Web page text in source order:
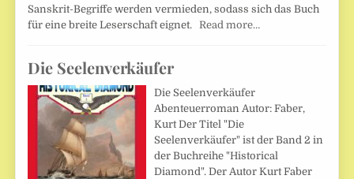
Sanskrit-Begriffe werden vermieden, sodass sich das Buch
für eine breite Leserschaft eignet.Read more…
Die Seelenverkäufer
Die Seelenverkäufer
Abenteuerroman Autor: Faber,
Kurt Der Titel "Die
Seelenverkäufer" ist der Band 2 in
der Buchreihe "Historical
Diamond". Der Autor Kurt Faber